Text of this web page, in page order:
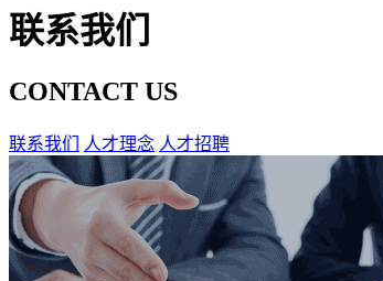
联系我们
CONTACT US
联系我们 人才理念 人才招聘